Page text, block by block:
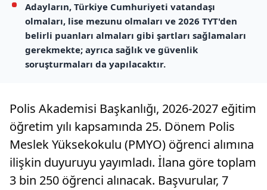
Adayların, Türkiye Cumhuriyeti vatandaşı
olmaları, lise mezunu olmaları ve 2026 TYT'den
belirli puanları almaları gibi şartları sağlamaları
gerekmekte; ayrıca sağlık ve güvenlik
soruşturmaları da yapılacaktır.
Polis Akademisi Başkanlığı, 2026-2027 eğitim
öğretim yılı kapsamında 25. Dönem Polis
Meslek Yüksekokulu (PMYO) öğrenci alımına
ilişkin duyuruyu yayımladı. İlana göre toplam
3 bin 250 öğrenci alınacak. Başvurular, 7